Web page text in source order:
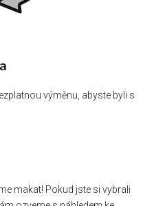
výměnu, abyste byli s
makat! Pokud jste si vybrali